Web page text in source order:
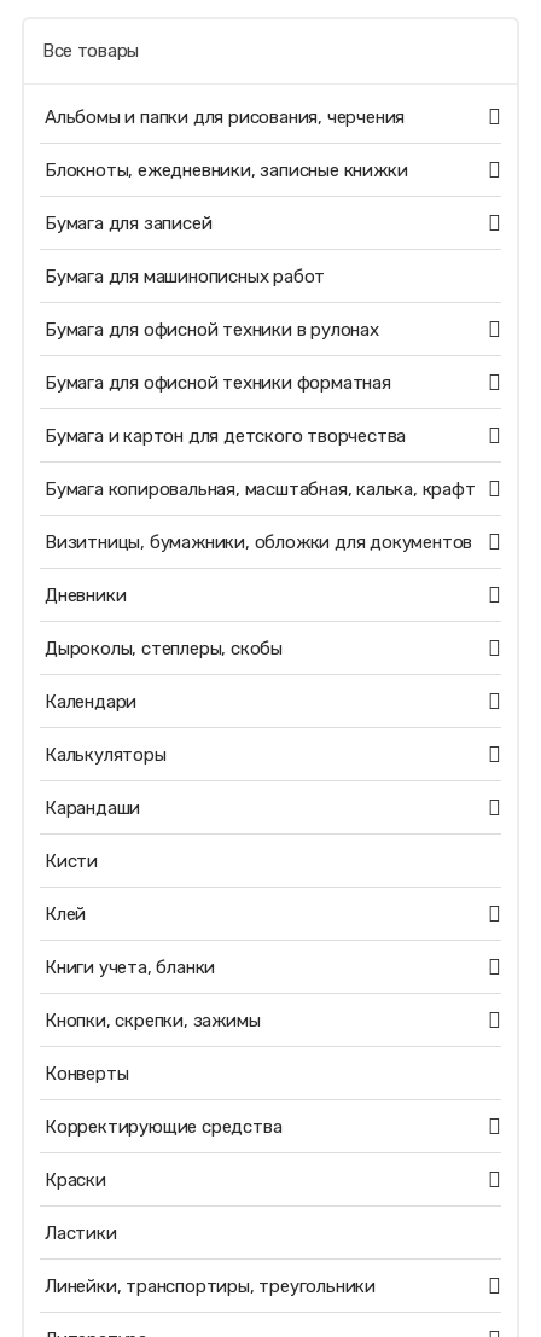
Все товары
Альбомы и папки для рисования, черчения
Блокноты, ежедневники, записные книжки
Бумага для записей
Бумага для машинописных работ
Бумага для офисной техники в рулонах
Бумага для офисной техники форматная
Бумага и картон для детского творчества
Бумага копировальная, масштабная, калька, крафт
Визитницы, бумажники, обложки для документов
Дневники
Дыроколы, степлеры, скобы
Календари
Калькуляторы
Карандаши
Кисти
Клей
Книги учета, бланки
Кнопки, скрепки, зажимы
Конверты
Корректирующие средства
Краски
Ластики
Линейки, транспортиры, треугольники